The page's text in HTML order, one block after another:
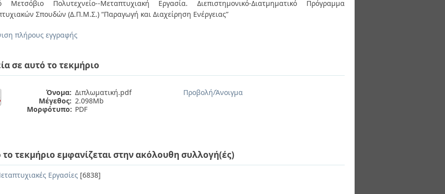
Μετσόβιο Πολυτεχνείο--Μεταπτυχιακή Εργασία. Διεπιστημονικό-Διατμηματικό Πρόγραμμα
Σπουδών (Δ.Π.Μ.Σ.) “Παραγωγή και Διαχείρηση Ενέργειας”
πλήρους εγγραφής
σε αυτό το τεκμήριο
Όνομα: Διπλωματική.pdf
Μέγεθος: 2.098Mb
Μορφότυπο: PDF
Προβολή/Άνοιγμα
το τεκμήριο εμφανίζεται στην ακόλουθη συλλογή(ές)
Εργασίες [6838]